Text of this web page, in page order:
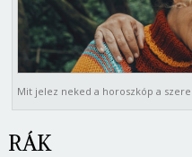
Mit jelez neked a horoszkóp a
RÁK